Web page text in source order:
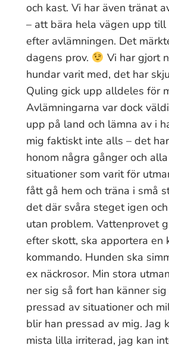
och kast. Vi har även tränat
– att bära hela vägen upp till
efter avlämningen. Det
dagens prov.
Vi har gjort
hundar varit med, det har
Quling gick upp alldeles för
Avlämningarna var dock
upp på land och lämna av i
mig faktiskt inte alls – det
honom några gånger och
situationer som varit för
fått gå hem och träna i små
det där svåra steget igen
utan problem. Vattenprovet
efter skott, ska apportera en
kommando. Hunden ska
ex näckrosor. Min stora
ner sig så fort han känner
pressad av situationer och
blir han pressad av mig. Jag
mista lilla irriterad, jag kan